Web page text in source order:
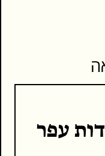
עפר